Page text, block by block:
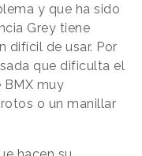
y que ha sido
Grey tiene
difícil de usar. Por
que dificulta el
BMX muy
o un manillar